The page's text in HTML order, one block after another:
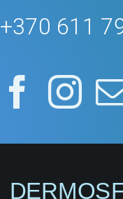
+370 611